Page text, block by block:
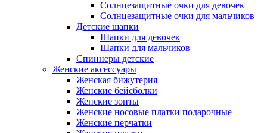
Солнцезащитные очки для девочек
Солнцезащитные очки для мальчиков
Детские шапки
Шапки для девочек
Шапки для мальчиков
Спиннеры детские
Женские аксессуары
Женская бижутерия
Женские бейсболки
Женские зонты
Женские носовые платки подарочные
Женские перчатки